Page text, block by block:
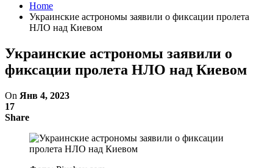
Home
Украинские астрономы заявили о фиксации пролета
НЛО над Киевом
Украинские астрономы заявили о
фиксации пролета НЛО над Киевом
On Янв 4, 2023
17
Share